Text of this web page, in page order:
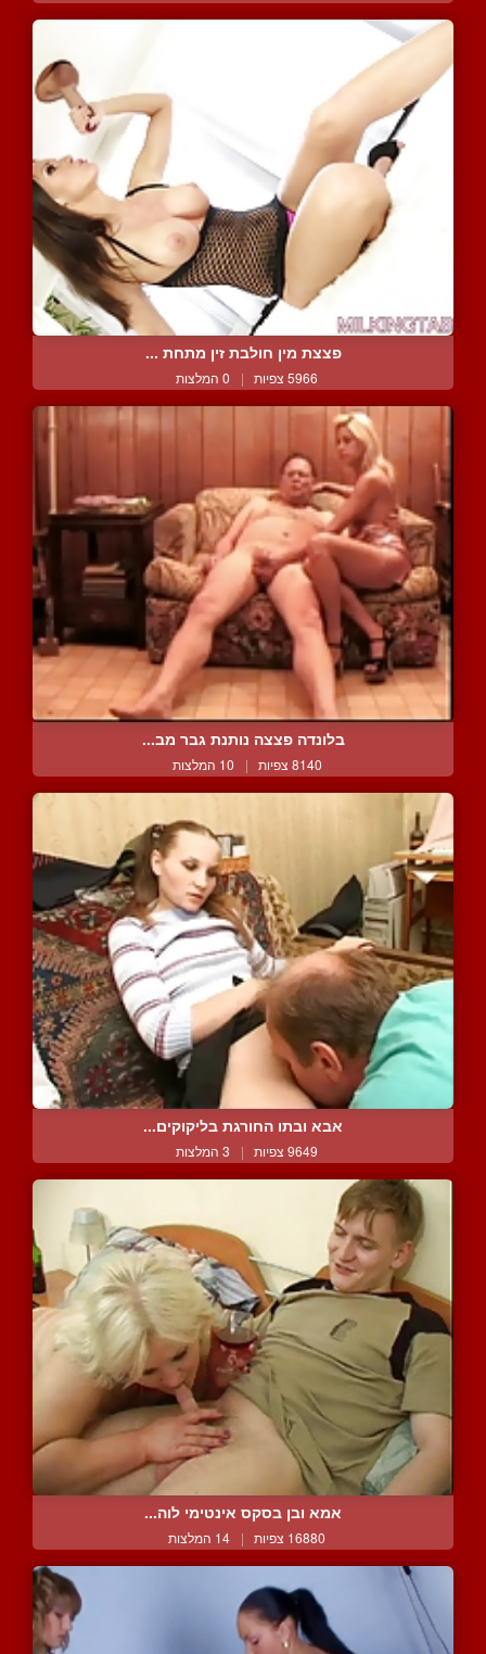
פצצת מין חולבת זין מתחת ...
5966 צפיות | 0 המלצות
בלונדה פצצה נותנת גבר מב...
8140 צפיות | 10 המלצות
אבא ובתו החורגת בליקוקים...
9649 צפיות | 3 המלצות
אמא ובן בסקס אינטימי לוה...
16880 צפיות | 14 המלצות